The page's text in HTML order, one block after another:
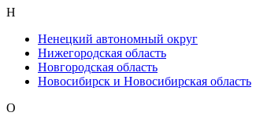
Н
Ненецкий автономный округ
Нижегородская область
Новгородская область
Новосибирск и Новосибирская область
О